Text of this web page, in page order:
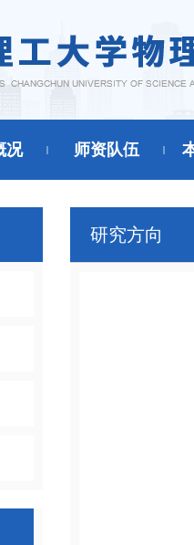
况 师资队伍
研究方向